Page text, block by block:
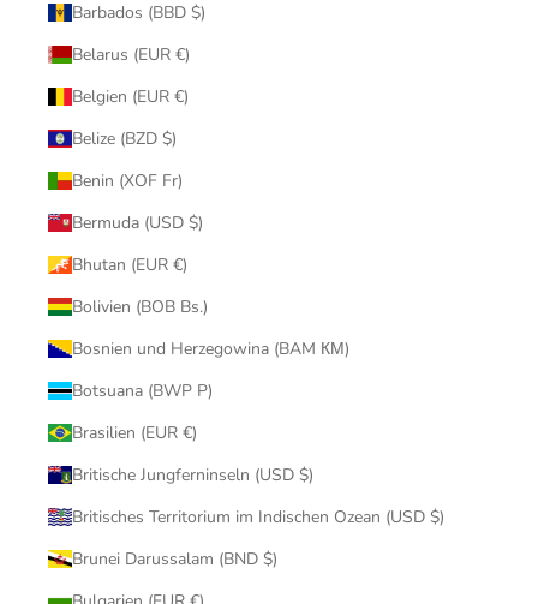
Barbados (BBD $)
Belarus (EUR €)
Belgien (EUR €)
Belize (BZD $)
Benin (XOF Fr)
Bermuda (USD $)
Bhutan (EUR €)
Bolivien (BOB Bs.)
Bosnien und Herzegowina (BAM КМ)
Botsuana (BWP P)
Brasilien (EUR €)
Britische Jungferninseln (USD $)
Britisches Territorium im Indischen Ozean (USD $)
Brunei Darussalam (BND $)